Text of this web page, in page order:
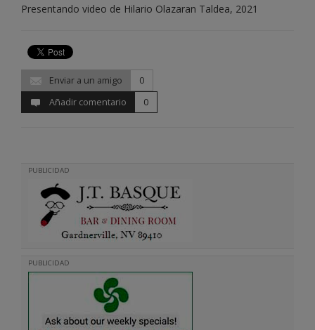
Presentando video de Hilario Olazaran Taldea, 2021
Enviar a un amigo
0
Añadir comentario
0
PUBLICIDAD
PUBLICIDAD